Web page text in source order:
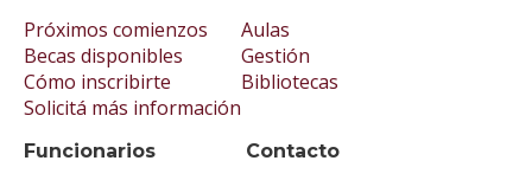
Próximos comienzos
Becas disponibles
Cómo inscribirte
Solicitá más información
Aulas
Gestión
Bibliotecas
Funcionarios Contacto